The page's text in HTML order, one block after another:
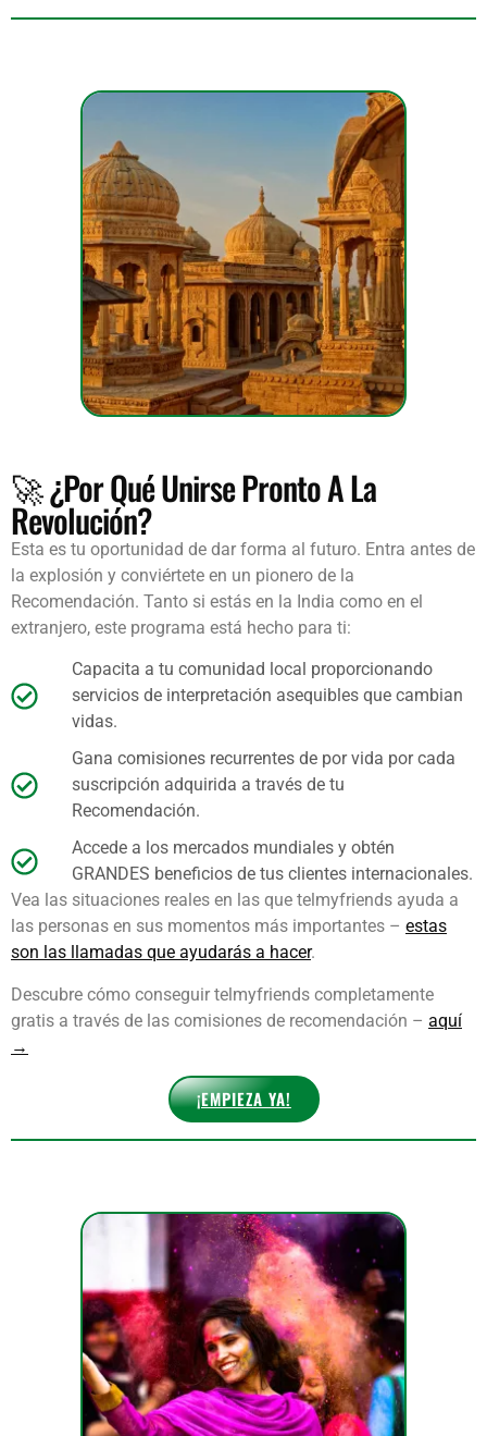
🚀 ¿Por Qué Unirse Pronto A La
Revolución?
Esta es tu oportunidad de dar forma al futuro. Entra antes de
la explosión y conviértete en un pionero de la
Recomendación. Tanto si estás en la India como en el
extranjero, este programa está hecho para ti:
Capacita a tu comunidad local proporcionando
servicios de interpretación asequibles que cambian
vidas.
Gana comisiones recurrentes de por vida por cada
suscripción adquirida a través de tu
Recomendación.
Accede a los mercados mundiales y obtén
GRANDES beneficios de tus clientes internacionales.
Vea las situaciones reales en las que telmyfriends ayuda a
las personas en sus momentos más importantes – estas
son las llamadas que ayudarás a hacer.
Descubre cómo conseguir telmyfriends completamente
gratis a través de las comisiones de recomendación – aquí
→
¡EMPIEZA YA!